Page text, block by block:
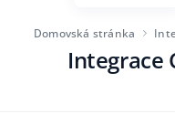
Produktový manažer
Pro začínající e-
Domovská stránka
Integrace